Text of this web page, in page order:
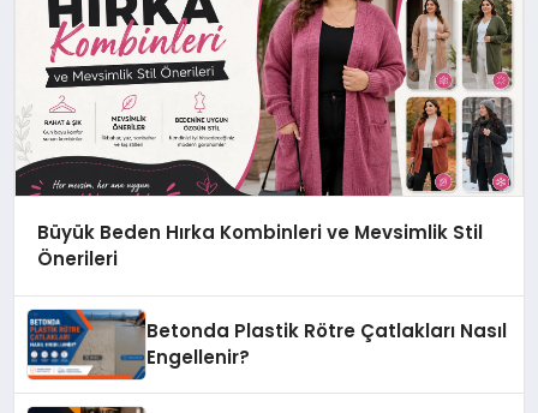
Büyük Beden Hırka Kombinleri ve Mevsimlik Stil
Önerileri
Betonda Plastik Rötre Çatlakları Nasıl
Engellenir?